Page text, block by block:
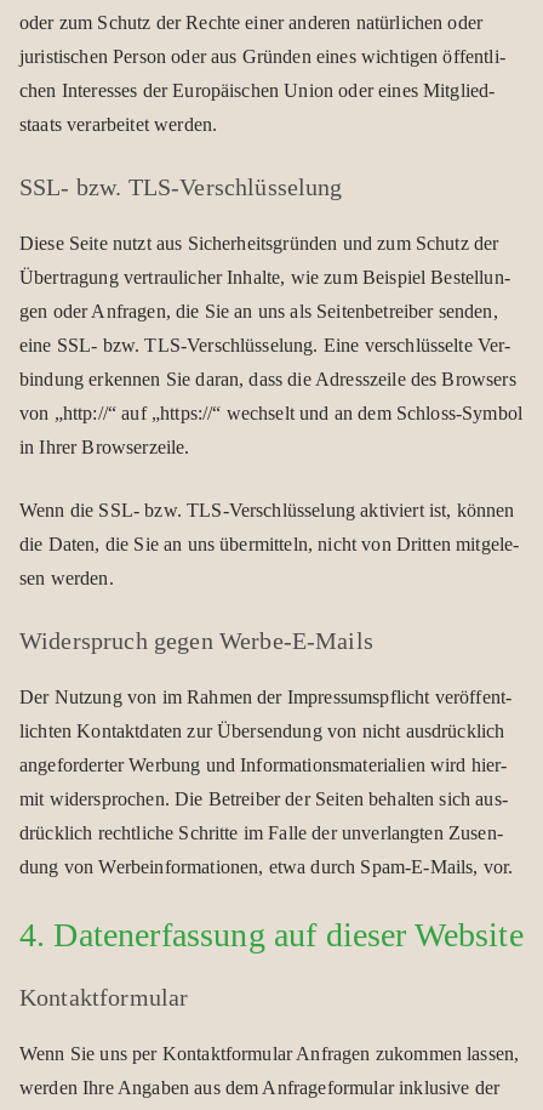
oder zum Schutz der Rechte einer ande­ren natür­li­chen oder
juris­ti­schen Per­son oder aus Grün­den eines wich­ti­gen öffent­li­
chen Inter­es­ses der Euro­päi­schen Union oder eines Mit­glied­
staats ver­ar­bei­tet wer­den.
SSL- bzw. TLS-Ver­schlüs­se­lung
Diese Seite nutzt aus Sicher­heits­grün­den und zum Schutz der
Über­tra­gung ver­trau­li­cher Inhalte, wie zum Bei­spiel Bestel­lun­
gen oder Anfra­gen, die Sie an uns als Sei­ten­be­trei­ber sen­den,
eine SSL- bzw. TLS-Ver­schlüs­se­lung. Eine ver­schlüs­selte Ver­
bin­dung erken­nen Sie daran, dass die Adress­zeile des Brow­sers
von „http://“ auf „https://“ wech­selt und an dem Schloss-Sym­bol
in Ihrer Brow­ser­zeile.
Wenn die SSL- bzw. TLS-Ver­schlüs­se­lung akti­viert ist, kön­nen
die Daten, die Sie an uns über­mit­teln, nicht von Drit­ten mit­ge­le­
sen wer­den.
Wider­spruch gegen Werbe-E-Mails
Der Nut­zung von im Rah­men der Impres­sums­pflicht ver­öf­fent­
lich­ten Kon­takt­da­ten zur Über­sen­dung von nicht aus­drück­lich
ange­for­der­ter Wer­bung und Infor­ma­ti­ons­ma­te­ria­lien wird hier­
mit wider­spro­chen. Die Betrei­ber der Sei­ten behal­ten sich aus­
drück­lich recht­li­che Schritte im Falle der unver­lang­ten Zusen­
dung von Wer­be­infor­ma­tio­nen, etwa durch Spam-E-Mails, vor.
4. Daten­er­fas­sung auf die­ser Web­site
Kon­takt­for­mu­lar
Wenn Sie uns per Kon­takt­for­mu­lar Anfra­gen zukom­men las­sen,
wer­den Ihre Anga­ben aus dem Anfra­ge­for­mu­lar inklu­sive der